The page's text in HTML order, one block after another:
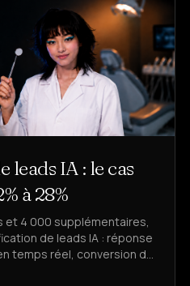
IA : le cas
à 28%
et 4 000 supplémentaires,
de leads IA : réponse
temps réel, conversion de